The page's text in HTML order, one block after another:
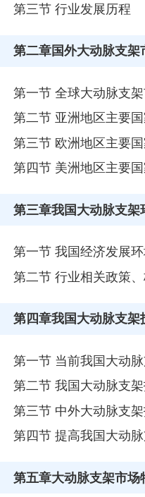
第三节 行业发展历程
第二章国外大动脉支
第一节 全球大动脉支
第二节 亚洲地区主要
第三节 欧洲地区主要
第四节 美洲地区主要
第三章我国大动脉支架
第一节 我国经济发展
第二节 行业相关政策
第四章我国大动脉支架
第一节 当前我国大动
第二节 我国大动脉支
第三节 中外大动脉支
第四节 提高我国大动
第五章大动脉支架市场